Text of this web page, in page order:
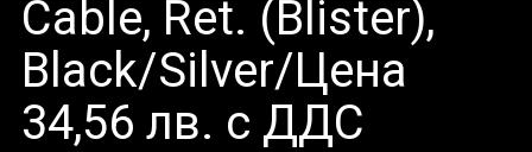
Cable, Ret. (Blister),
Black/Silver/Цена
34,56 лв. с ДДС